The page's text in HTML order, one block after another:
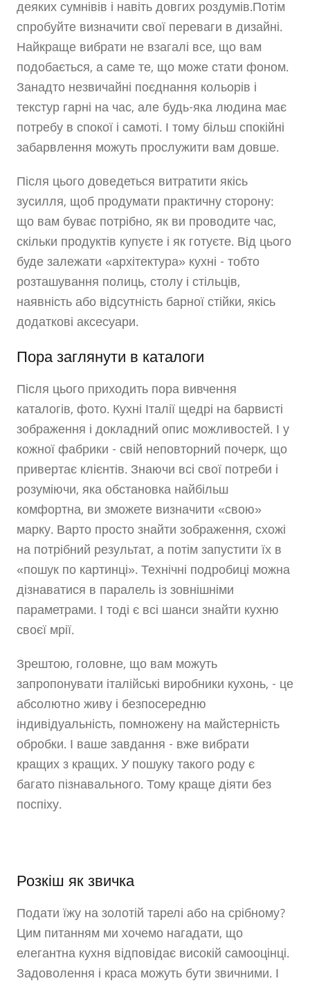
деяких сумнівів і навіть довгих роздумів.Потім
спробуйте визначити свої переваги в дизайні.
Найкраще вибрати не взагалі все, що вам
подобається, а саме те, що може стати фоном.
Занадто незвичайні поєднання кольорів і
текстур гарні на час, але будь-яка людина має
потребу в спокої і самоті. І тому більш спокійні
забарвлення можуть прослужити вам довше.
Після цього доведеться витратити якісь
зусилля, щоб продумати практичну сторону:
що вам буває потрібно, як ви проводите час,
скільки продуктів купуєте і як готуєте. Від цього
буде залежати «архітектура» кухні - тобто
розташування полиць, столу і стільців,
наявність або відсутність барної стійки, якісь
додаткові аксесуари.
Пора заглянути в каталоги
Після цього приходить пора вивчення
каталогів, фото. Кухні Італії щедрі на барвисті
зображення і докладний опис можливостей. І у
кожної фабрики - свій неповторний почерк, що
привертає клієнтів. Знаючи всі свої потреби і
розуміючи, яка обстановка найбільш
комфортна, ви зможете визначити «свою»
марку. Варто просто знайти зображення, схожі
на потрібний результат, а потім запустити їх в
«пошук по картинці». Технічні подробиці можна
дізнаватися в паралель із зовнішніми
параметрами. І тоді є всі шанси знайти кухню
своєї мрії.
Зрештою, головне, що вам можуть
запропонувати італійські виробники кухонь, - це
абсолютно живу і безпосередню
індивідуальність, помножену на майстерність
обробки. І ваше завдання - вже вибрати
кращих з кращих. У пошуку такого роду є
багато пізнавального. Тому краще діяти без
поспіху.
Розкіш як звичка
Подати їжу на золотій тарелі або на срібному?
Цим питанням ми хочемо нагадати, що
елегантна кухня відповідає високій самооцінці.
Задоволення і краса можуть бути звичними. І